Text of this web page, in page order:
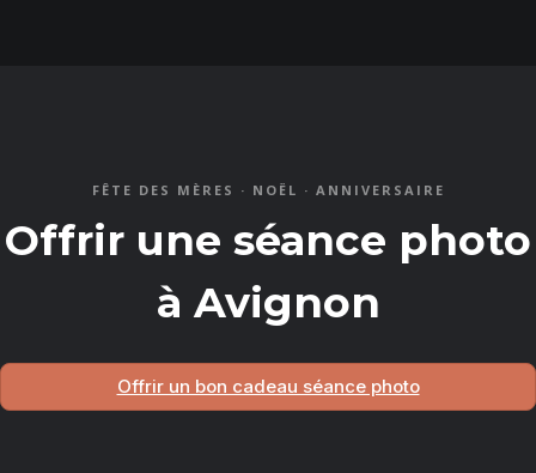
FÊTE DES MÈRES · NOËL · ANNIVERSAIRE
Offrir une séance photo
à Avignon
Offrir un bon cadeau séance photo